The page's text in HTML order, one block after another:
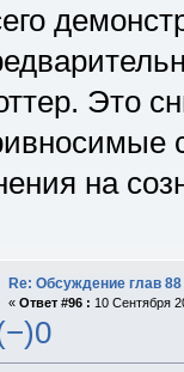
Это
на
Re: Обсуждение глав 88
« Ответ #96 : 10 Сентября